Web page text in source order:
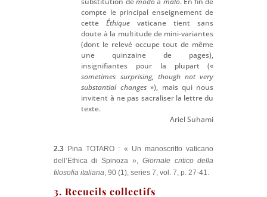
compte le principal enseignement de
cetteÉthique vaticane tient sans
doute à la multitude de mini-variantes
(dont le relevé occupe tout de même
une quinzaine de pages),
insignifiantes pour la plupart («
sometimes surprising, though not very
substantial changes»), mais qui nous
invitent à ne pas sacraliser la lettre du
texte.
Ariel Suhami
2.3Pina TOTARO : « Un manoscritto vaticano
dell’Ethica di Spinoza », Giornale critico della
filosofia italiana, 90 (1), series 7, vol. 7, p. 27-41.
3. Recueils collectifs